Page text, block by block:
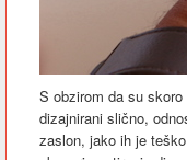
S obzirom da su
dizajnirani slično,
zaslon, jako ih je